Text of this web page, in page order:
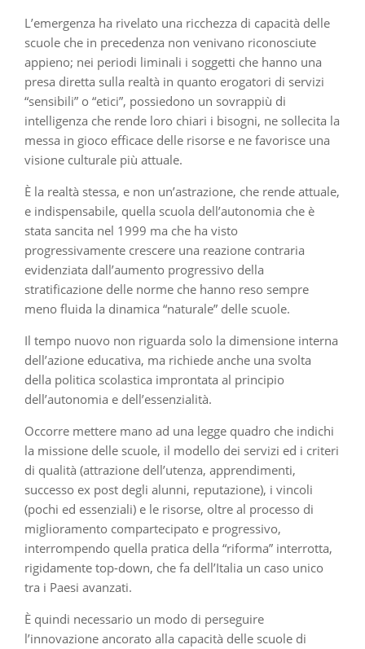
L’emergenza ha rivelato una ricchezza di capacità delle
scuole che in precedenza non venivano riconosciute
appieno; nei periodi liminali i soggetti che hanno una
presa diretta sulla realtà in quanto erogatori di servizi
“sensibili” o “etici”, possiedono un sovrappiù di
intelligenza che rende loro chiari i bisogni, ne sollecita la
messa in gioco efficace delle risorse e ne favorisce una
visione culturale più attuale.
È la realtà stessa, e non un’astrazione, che rende attuale,
e indispensabile, quella scuola dell’autonomia che è
stata sancita nel 1999 ma che ha visto
progressivamente crescere una reazione contraria
evidenziata dall’aumento progressivo della
stratificazione delle norme che hanno reso sempre
meno fluida la dinamica “naturale” delle scuole.
Il tempo nuovo non riguarda solo la dimensione interna
dell’azione educativa, ma richiede anche una svolta
della politica scolastica improntata al principio
dell’autonomia e dell’essenzialità.
Occorre mettere mano ad una legge quadro che indichi
la missione delle scuole, il modello dei servizi ed i criteri
di qualità (attrazione dell’utenza, apprendimenti,
successo ex post degli alunni, reputazione), i vincoli
(pochi ed essenziali) e le risorse, oltre al processo di
miglioramento compartecipato e progressivo,
interrompendo quella pratica della “riforma” interrotta,
rigidamente top-down, che fa dell’Italia un caso unico
tra i Paesi avanzati.
È quindi necessario un modo di perseguire
l’innovazione ancorato alla capacità delle scuole di